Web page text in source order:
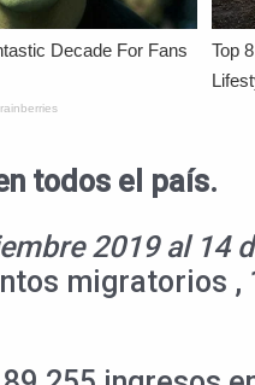
todos el país.
2019 al 14
migratorios ,